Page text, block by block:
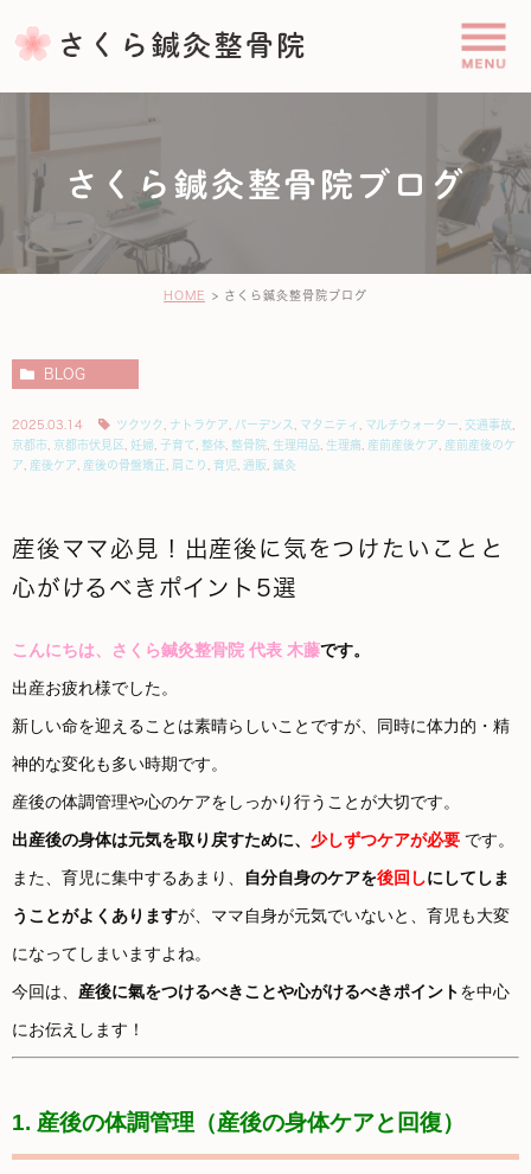
さくら鍼灸整骨院ブログ
HOME さくら鍼灸整骨院ブログ
BLOG
2025.03.14 ツクツク ナトラケア バーデンス マタニティ マルチウォーター 交通事故
京都市 京都市伏見区 妊婦 子育て 整体 整骨院 生理用品 生理痛 産前産後ケア
産前産後のケ
ア
産後ケア 産後の骨盤矯正 肩こり 育児 通販 鍼灸
産後ママ必見！出産後に気をつけたいことと
心がけるべきポイント5選
こんにちは、さくら鍼灸整骨院 代表 木藤です。
出産お疲れ様でした。
新しい命を迎えることは素晴らしいことですが、同時に体力的・精
神的な変化も多い時期です。
産後の体調管理や心のケアをしっかり行うことが大切です。
出産後の身体は元気を取り戻すために、 少しずつケアが必要 です。
また、育児に集中するあまり、
自分自身のケアを後回しにしてしま
うことがよくありますが、ママ自身が元気でいないと、育児も大変
になってしまいますよね。
今回は、 産後に氣をつけるべきことや心がけるべきポイントを中心
にお伝えします！
1. 産後の体調管理（産後の身体ケアと回復）